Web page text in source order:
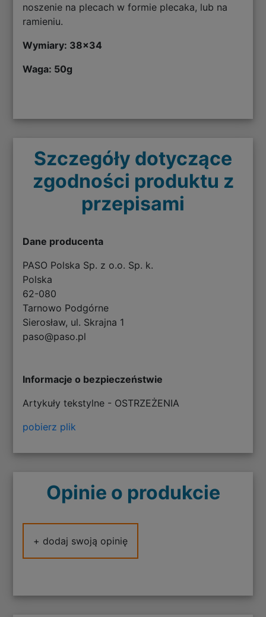
noszenie na plecach w formie plecaka, lub na
ramieniu.
Wymiary: 38x34
Waga: 50g
Szczegóły dotyczące
zgodności produktu z
przepisami
Dane producenta
PASO Polska Sp. z o.o. Sp. k.
Polska
62-080
Tarnowo Podgórne
Sierosław, ul. Skrajna 1
paso@paso.pl
Informacje o bezpieczeństwie
Artykuły tekstylne - OSTRZEŻENIA
pobierz plik
Opinie o produkcie
+ dodaj swoją opinię